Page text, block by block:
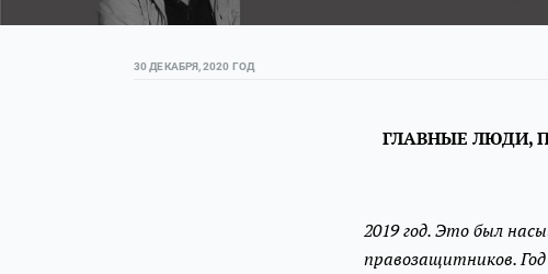
30 ДЕКАБРЯ, 2020 ГОД
ГЛАВНЫЕ ЛЮДИ,
2019 год. Это был
правозащитников.